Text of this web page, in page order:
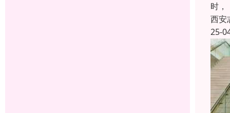
时，
西安
25-